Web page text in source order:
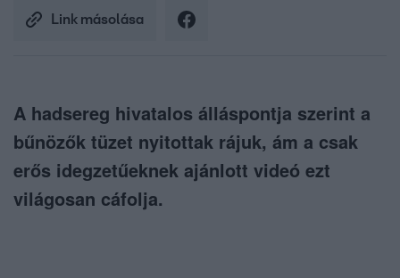
Link másolása
A hadsereg hivatalos álláspontja szerint a
bűnözők tüzet nyitottak rájuk, ám a csak
erős idegzetűeknek ajánlott videó ezt
világosan cáfolja.